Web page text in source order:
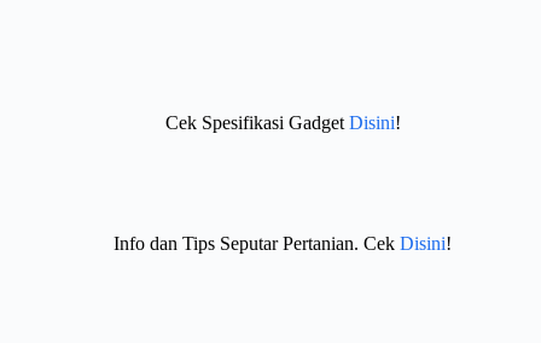
Cek Spesifikasi Gadget Disini!
Info dan Tips Seputar Pertanian. Cek Disini!